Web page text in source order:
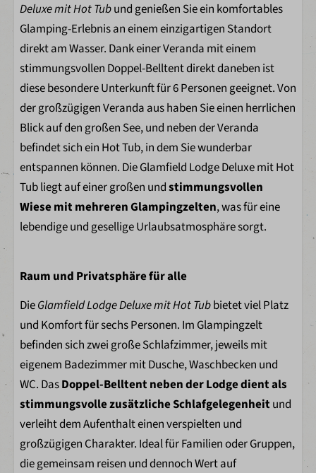
Küche
Küchenbereich
Kühlschrank
Nespresso
Wasserkocher
Geschirr
Besteck
Küchengeräte
Badezimmer
1 Satz Handtücher pro gebuchte Person
Dusche
Waschbecken
Toilette im Badezimmer
Außenbereich
Picknicktisch
Hängematte
Gartenmöbel
Holzveranda
Mit Wasserblick
Deluxe mit Hot Tubund genießen Sie ein komfortables
Glamping-Erlebnis an einem einzigartigen Standort
direkt am Wasser. Dank einer Veranda mit einem
stimmungsvollen Doppel-Belltent direkt daneben ist
diese besondere Unterkunft für 6 Personen geeignet. Von
der großzügigen Veranda aus haben Sie einen herrlichen
Blick auf den großen See, und neben der Veranda
befindet sich ein Hot Tub, in dem Sie wunderbar
entspannen können. Die Glamfield Lodge Deluxe mit Hot
Tub liegt auf einer großen undstimmungsvollen
Wiese mit mehreren Glampingzelten, was für eine
lebendige und gesellige Urlaubsatmosphäre sorgt.
Raum und Privatsphäre für alle
DieGlamfield Lodge Deluxe mit Hot Tubbietet viel Platz
und Komfort für sechs Personen. Im Glampingzelt
befinden sich zwei große Schlafzimmer, jeweils mit
eigenem Badezimmer mit Dusche, Waschbecken und
WC. DasDoppel-Belltent neben der Lodge dient als
stimmungsvolle zusätzliche Schlafgelegenheit und
verleiht dem Aufenthalt einen verspielten und
großzügigen Charakter. Ideal für Familien oder Gruppen,
die gemeinsam reisen und dennoch Wert auf